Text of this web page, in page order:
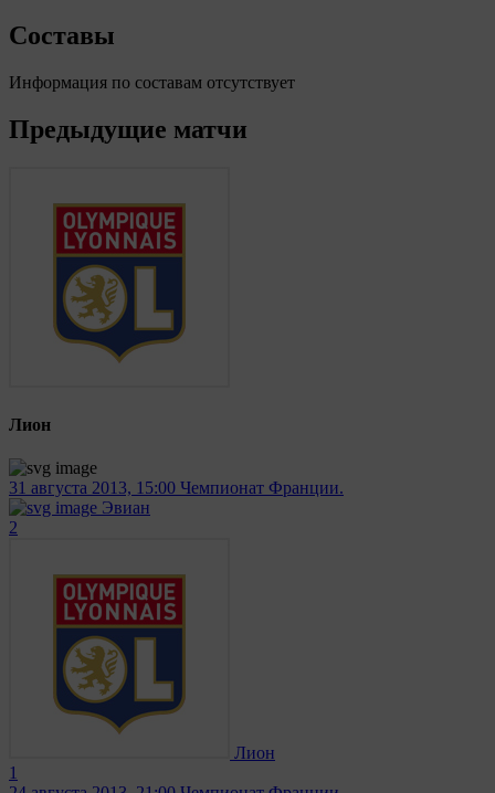
Составы
Информация по составам отсутствует
Предыдущие матчи
Лион
31 августа 2013, 15:00 Чемпионат Франции.
Эвиан
2
Лион
1